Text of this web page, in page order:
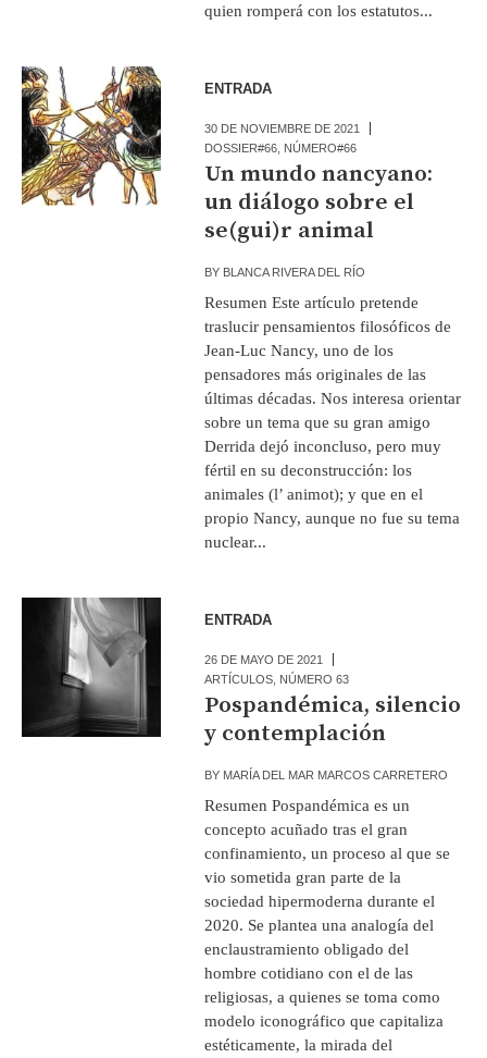
quien romperá con los estatutos...
ENTRADA
30 DE NOVIEMBRE DE 2021
DOSSIER#66 NÚMERO#66
Un mundo nancyano:
un diálogo sobre el
se(gui)r animal
BY BLANCA RIVERA DEL RÍO
Resumen Este artículo pretende
traslucir pensamientos filosóficos de
Jean-Luc Nancy, uno de los
pensadores más originales de las
últimas décadas. Nos interesa orientar
sobre un tema que su gran amigo
Derrida dejó inconcluso, pero muy
fértil en su deconstrucción: los
animales (l’ animot); y que en el
propio Nancy, aunque no fue su tema
nuclear...
ENTRADA
26 DE MAYO DE 2021
ARTÍCULOS NÚMERO 63
Pospandémica, silencio
y contemplación
BY MARÍA DEL MAR MARCOS CARRETERO
Resumen Pospandémica es un
concepto acuñado tras el gran
confinamiento, un proceso al que se
vio sometida gran parte de la
sociedad hipermoderna durante el
2020. Se plantea una analogía del
enclaustramiento obligado del
hombre cotidiano con el de las
religiosas, a quienes se toma como
modelo iconográfico que capitaliza
estéticamente, la mirada del